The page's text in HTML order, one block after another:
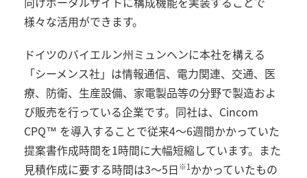
様々な活用ができます。
ドイツのバイエルン州ミュンヘンに本社を構える
「シーメンス社」は情報通信、電力関連、交通、医
療、防衛、生産設備、家電製品等の分野で製造およ
び販売を行っている企業です。同社は、Cincom
CPQ™ を導入することで従来4～6週間かかっていた
提案書作成時間を1時間に大幅短縮しています。また
見積作成に要する時間は3～5日※1かかっていたもの